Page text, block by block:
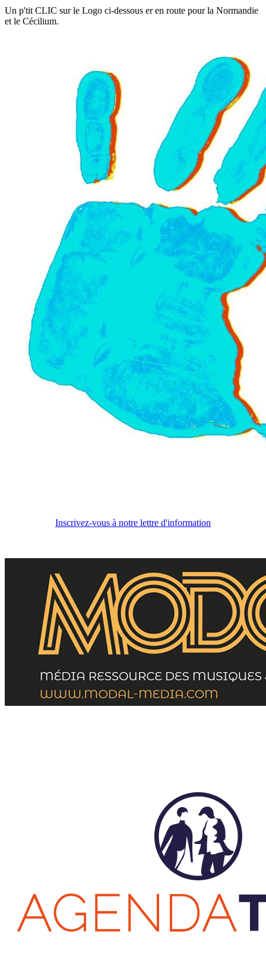
Un p'tit CLIC sur le Logo ci-dessous er en route pour la Normandie
et le Cécilium.
Inscrivez-vous à notre lettre d'information